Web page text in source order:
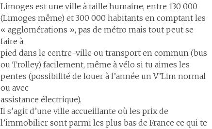
Limoges est une ville à taille humaine, entre 130 000
(Limoges même) et 300 000 habitants en comptant les
« agglomérations », pas de métro mais tout peut se
faire à
pied dans le centre-ville ou transport en commun (bus
ou Trolley) facilement, même à vélo si tu aimes les
pentes (possibilité de louer à l’année un V’Lim normal
ou avec
assistance électrique).
Il s’agit d’une ville accueillante où les prix de
l’immobilier sont parmi les plus bas de France ce qui te